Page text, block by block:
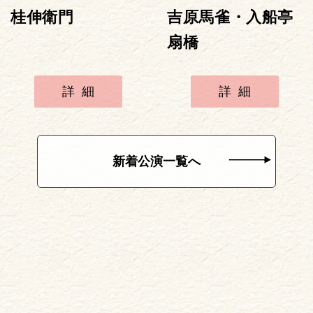
桂伸衛門
詳細
吉原馬雀・入船亭
扇橋
詳細
新着公演一覧へ